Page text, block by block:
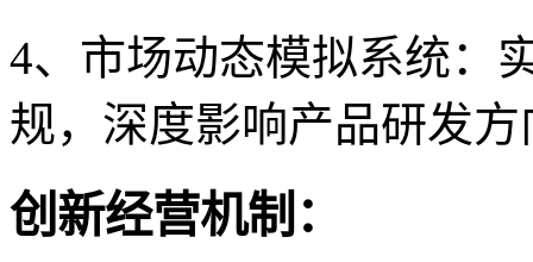
4、市场动态模拟系统：
规，深度影响产品研发
创新经营机制：